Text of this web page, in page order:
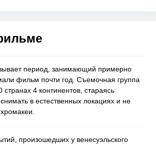
период, занимающий примерно
фильм почти год. Съемочная группа
странах 4 континентов, стараясь
в естественных локациях и не
произошедших у венесуэльского